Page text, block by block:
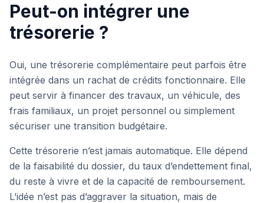
Peut-on intégrer une
trésorerie ?
Oui, une trésorerie complémentaire peut parfois être
intégrée dans un rachat de crédits fonctionnaire. Elle
peut servir à financer des travaux, un véhicule, des
frais familiaux, un projet personnel ou simplement
sécuriser une transition budgétaire.
Cette trésorerie n’est jamais automatique. Elle dépend
de la faisabilité du dossier, du taux d’endettement final,
du reste à vivre et de la capacité de remboursement.
L’idée n’est pas d’aggraver la situation, mais de